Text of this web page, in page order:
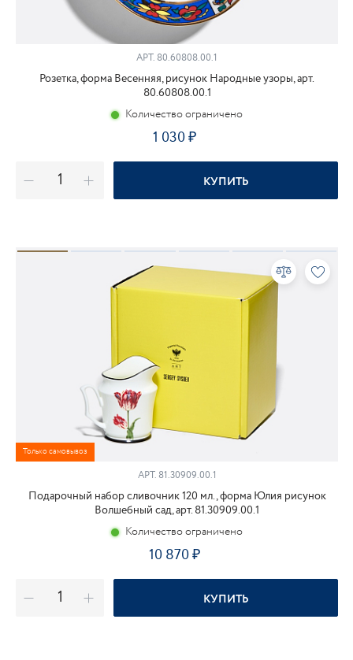
АРТ. 80.60808.00.1
Розетка, форма Весенняя, рисунок Народные узоры, арт.
80.60808.00.1
Количество ограничено
1 030
КУПИТЬ
Только самовывоз
АРТ.81.30909.00.1
Подарочный набор сливочник 120 мл., форма Юлия рисунок
Волшебный сад, арт. 81.30909.00.1
Количество ограничено
10 870
КУПИТЬ